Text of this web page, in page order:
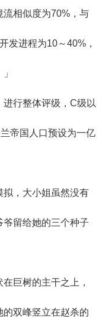
相似度为70%，与
发进程为10～40%，
行整体评级，C级以
帝国人口预设为一亿
，大小姐虽然没有
留给她的三个种子
巨树的主干之上，
双峰竖立在赵杀的